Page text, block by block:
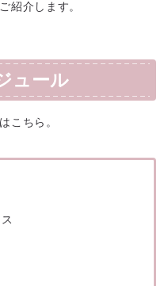
紹介します。
ュール
こちら。